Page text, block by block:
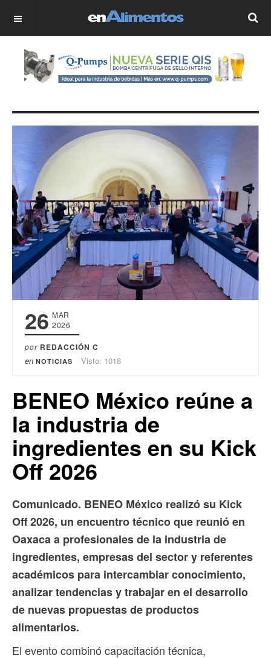
OFF CANVAS
26 MAR
2026
por REDACCIÓN C
en NOTICIAS Visto: 1018
BENEO México reúne a
la industria de
ingredientes en su Kick
Off 2026
Comunicado. BENEO México realizó su Kick
Off 2026, un encuentro técnico que reunió en
Oaxaca a profesionales de la industria de
ingredientes, empresas del sector y referentes
académicos para intercambiar conocimiento,
analizar tendencias y trabajar en el desarrollo
de nuevas propuestas de productos
alimentarios.
El evento combinó capacitación técnica,